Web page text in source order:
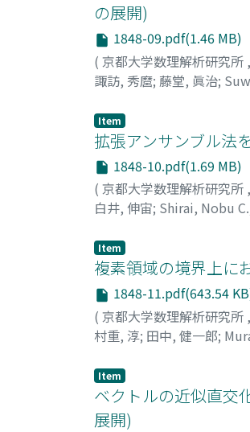
の展開)
1848-09.pdf(1.46 MB)
( 京都大学数理解析研究所 ,
諏訪, 秀麿; 藤堂, 眞治;
Item
拡張アンサンブル法
1848-10.pdf(1.69 MB)
( 京都大学数理解析研究所 ,
白井, 伸宙; Shirai, Nobu C.
Item
複素領域の境界上に
1848-11.pdf(643.54
( 京都大学数理解析研究所 ,
村重, 淳; 田中, 健一郎;
Item
ベクトルの近似直交
展開)